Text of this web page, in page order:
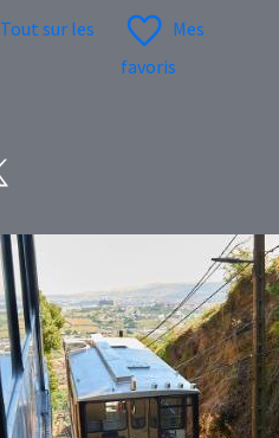
Tout sur les
Mes
favoris